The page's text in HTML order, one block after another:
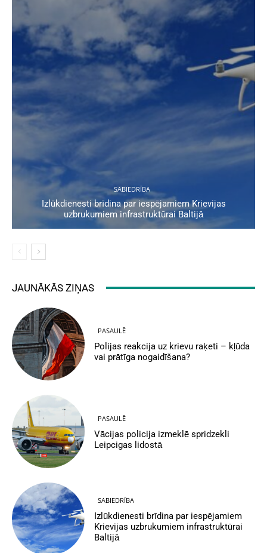
SABIEDRĪBA
Izlūkdienesti brīdina par iespējamiem Krievijas
uzbrukumiem infrastruktūrai Baltijā
JAUNĀKĀS ZIŅAS
PASAULĒ
Polijas reakcija uz krievu raķeti – kļūda
vai prātīga nogaidīšana?
PASAULĒ
Vācijas policija izmeklē spridzekli
Leipcigas lidostā
SABIEDRĪBA
Izlūkdienesti brīdina par iespējamiem
Krievijas uzbrukumiem infrastruktūrai
Baltijā